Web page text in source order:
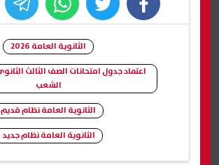
facebook
twitter
whats
الثانوية العامة 2026
الشعب
الثانوية العامة نظام قديم
الثانوية العامة نظام جديد